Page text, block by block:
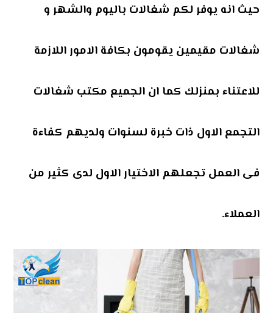
حيث انه يوفر لكم شغالات باليوم والشهر و
شغالات مقيمين يقومون بكافة الامور اللازمة
للاعتناء بمنزلك كما ان الجميع مكتب شغالات
التجمع الاول ذات خبرة لسنوات ولديهم كفاءة
فى العمل تجعلهم الاختيار الاول لدى كثير من
العملاء.